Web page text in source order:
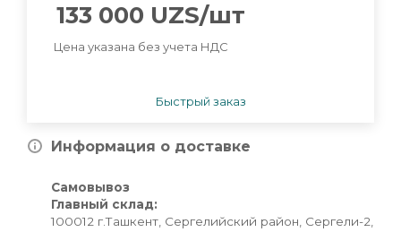
133 000 UZS/шт
Цена указана без учета НДС
Быстрый заказ
Информация о доставке
Самовывоз
Главный склад:
100012 г.Ташкент, Сергелийский район, Сергели-2,